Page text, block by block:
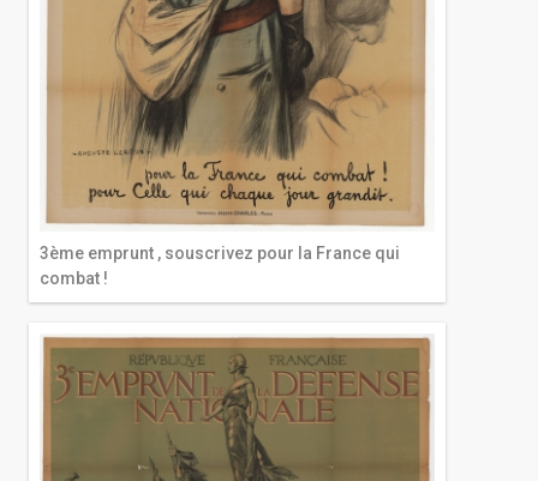
3ème emprunt , souscrivez pour la France qui
combat !